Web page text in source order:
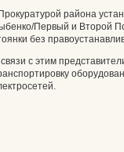
района
Первый и Второй
без
с этим